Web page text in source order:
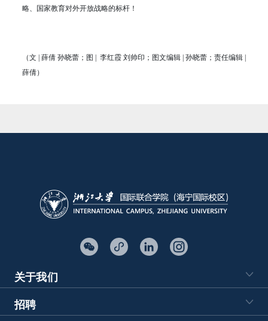
略、国家教育对外开放战略的标杆！
（文 | 薛倩 孙晓蕾；图 | 李红霞 刘帅印；图文编辑 | 孙晓蕾；责任编辑 |
薛倩）
关于我们
招聘